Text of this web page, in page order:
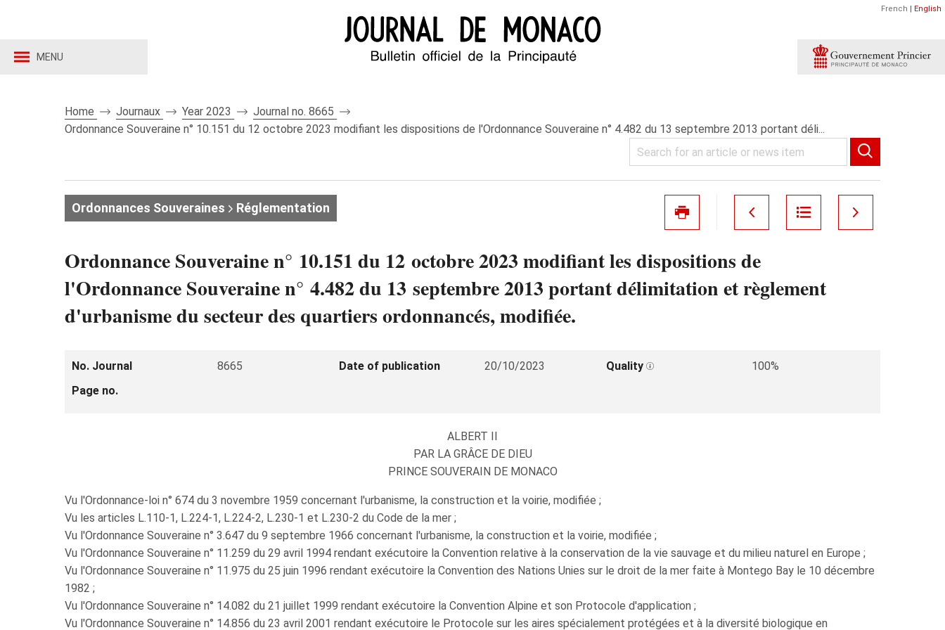
MENU
French | English
Home Journaux Year 2023
Journal no. 8665
Ordonnance Souveraine n° 10.151 du 12 octobre 2023 modifiant les dispositions de l'Ordonnance Souveraine n° 4.482 du 13 septembre 2013 portant déli...
Ordonnances Souveraines Réglementation
Ordonnance Souveraine n° 10.151 du 12 octobre 2023 modifiant les dispositions de
l'Ordonnance Souveraine n° 4.482 du 13 septembre 2013 portant délimitation et règlement
d'urbanisme du secteur des quartiers ordonnancés, modifiée.
No. Journal 8665 Date of publication 20/10/2023 Quality
100%
Page no.
ALBERT II
PAR LA GRÂCE DE DIEU
PRINCE SOUVERAIN DE MONACO
Vu l'Ordonnance-loi n° 674 du 3 novembre 1959 concernant l'urbanisme, la construction et la voirie, modifiée ;
Vu les articles L.110-1, L.224-1, L.224-2, L.230-1 et L.230-2 du Code de la mer ;
Vu l'Ordonnance Souveraine n° 3.647 du 9 septembre 1966 concernant l'urbanisme, la construction et la voirie, modifiée ;
Vu l'Ordonnance Souveraine n° 11.259 du 29 avril 1994 rendant exécutoire la Convention relative à la conservation de la vie sauvage et du milieu naturel en Europe ;
Vu l'Ordonnance Souveraine n° 11.975 du 25 juin 1996 rendant exécutoire la Convention des Nations Unies sur le droit de la mer faite à Montego Bay le 10 décembre
1982 ;
Vu l'Ordonnance Souveraine n° 14.082 du 21 juillet 1999 rendant exécutoire la Convention Alpine et son Protocole d'application ;
Vu l'Ordonnance Souveraine n° 14.856 du 23 avril 2001 rendant exécutoire le Protocole sur les aires spécialement protégées et à la diversité biologique en